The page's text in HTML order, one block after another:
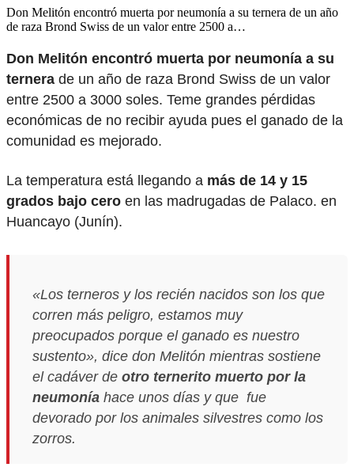
Don Melitón encontró muerta por neumonía a su ternera de un año
de raza Brond Swiss de un valor entre 2500 a…
Don Melitón encontró muerta por neumonía a su
ternera de un año de raza Brond Swiss de un valor
entre 2500 a 3000 soles. Teme grandes pérdidas
económicas de no recibir ayuda pues el ganado de la
comunidad es mejorado.
La temperatura está llegando a más de 14 y 15
grados bajo cero en las madrugadas de Palaco. en
Huancayo (Junín).
«Los terneros y los recién nacidos son los que
corren más peligro, estamos muy
preocupados porque el ganado es nuestro
sustento», dice don Melitón mientras sostiene
el cadáver de otro ternerito muerto por la
neumoníahace unos días y que fue
devorado por los animales silvestres como los
zorros.